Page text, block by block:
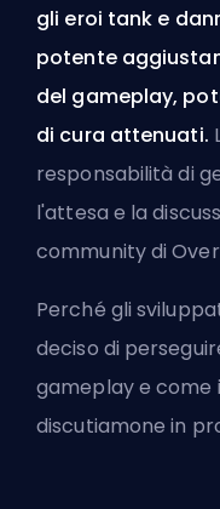
gli eroi tank e
potente
del gameplay,
di cura attenuati.
responsabilità di
l'attesa e la
community di
Perché gli
deciso di
gameplay e come
discutiamone in